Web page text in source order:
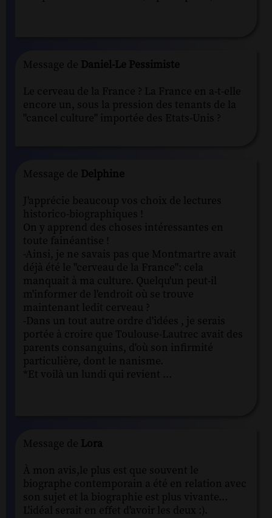
Message de Daniel-Le Pessimiste
Le cerveau de la France ? La France en a-t-elle
encore un, sous la pression des tenants de la
"cancel culture" importée des Etats-Unis ?
Message de Delphine
J'apprécie beaucoup vos choix de lectures
historico-biographiques !
On y apprend des choses intéressantes en
toute fainéantise !
-Ainsi, je ne savais pas que Montmartre avait
déjà été le "cerveau de la France": cela
manquait à ma culture. Quelqu'un peut-il
m'informer de l'endroit où se trouve
maintenant ledit cerveau ?
-Dans un tout autre ordre d'idées , je serais
portée à croire que Toulouse-Lautrec avait des
parents consanguins, d'où son infirmité
particulière, dont le nanisme.
*Et voilà un lundi qui revient ...
Message de Lora
À mon avis,le plus est que souvent le
biographe contemporain a été en relation avec
son sujet et la biographie est plus vivante...
L'idéal serait en effet d'avoir les deux :).